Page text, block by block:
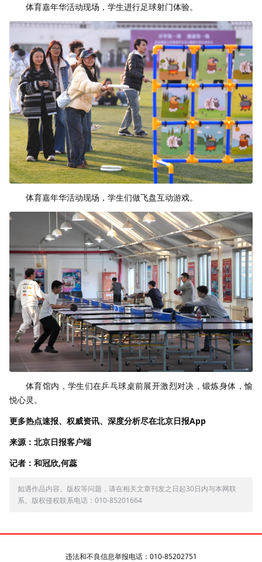
体育嘉年华活动现场，学生进行足球射门体验。
体育嘉年华活动现场，学生们做飞盘互动游戏。
体育馆内，学生们在乒乓球桌前展开激烈对决，锻炼身体，愉
悦心灵。
更多热点速报、权威资讯、深度分析尽在北京日报App
来源：北京日报客户端
记者：和冠欣,何蕊
如遇作品内容、版权等问题，请在相关文章刊发之日起30日内与本网联
系。版权侵权联系电话：010-85201664
违法和不良信息举报电话：010-85202751